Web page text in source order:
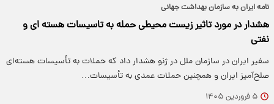
نامه‌ ایران به سازمان بهداشت جهانی
هشدار در مورد تاثیر زیست محیطی حمله به تاسیسات هسته ای و
نفتی
سفیر ایران در سازمان ملل در ژنو هشدار داد که حملات به تأسیسات هسته‌ای
صلح‌آمیز ایران و همچنین حملات عمدی به تأسیسات…
۵ فروردین ۱۴۰۵